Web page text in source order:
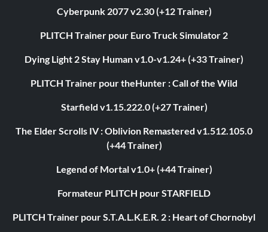
Cyberpunk 2077 v2.30 (+12 Trainer)
PLITCH Trainer pour Euro Truck Simulator 2
Dying Light 2 Stay Human v1.0-v1.24+ (+33 Trainer)
PLITCH Trainer pour theHunter : Call of the Wild
Starfield v1.15.222.0 (+27 Trainer)
The Elder Scrolls IV : Oblivion Remastered v1.512.105.0
(+44 Trainer)
Legend of Mortal v1.0+ (+44 Trainer)
Formateur PLITCH pour STARFIELD
PLITCH Trainer pour S.T.A.L.K.E.R. 2 : Heart of Chornobyl